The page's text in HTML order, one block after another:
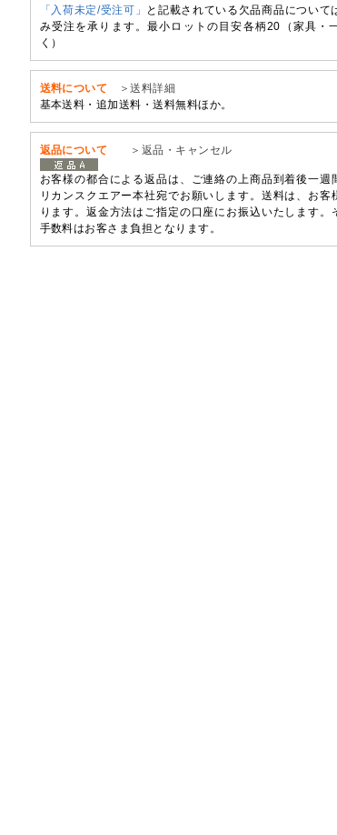
「入荷未定/受注可」
と記載されている欠品商品について
み受注を承ります。最小ロットの目安各柄20（家具・
く）
送料について
＞送料詳細
基本送料・追加送料・送料無料ほか。
返品について ＞返品・キャンセル
お客様の都合による返品は、ご連絡の上商品到着後一週
リカンスクエアー本社宛でお願いします。送料は、お客
ります。返金方法はご指定の口座にお振込いたします。
手数料はお客さま負担となります。